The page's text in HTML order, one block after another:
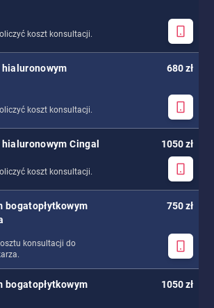
koszt konsultacji.
koszt konsultacji.
680 zł
Cingal
koszt konsultacji.
1050 zł
bogatopłytkowym
konsultacji do
750 zł
bogatopłytkowym
1050 zł